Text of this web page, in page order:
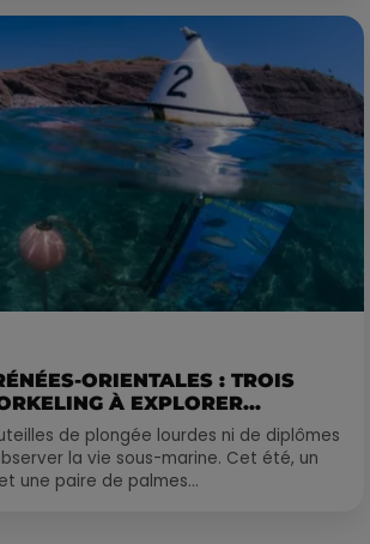
ORIENTALES : TROIS
À EXPLORER...
de plongée lourdes ni de diplômes
la vie sous-marine. Cet été, un
une paire de palmes...